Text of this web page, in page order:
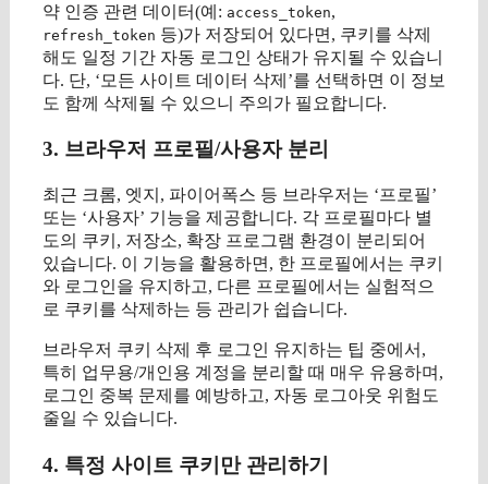
약 인증 관련 데이터(예: access_token,
refresh_token 등)가 저장되어 있다면, 쿠키를 삭제
해도 일정 기간 자동 로그인 상태가 유지될 수 있습니
다. 단, ‘모든 사이트 데이터 삭제’를 선택하면 이 정보
도 함께 삭제될 수 있으니 주의가 필요합니다.
3. 브라우저 프로필/사용자 분리
최근 크롬, 엣지, 파이어폭스 등 브라우저는 ‘프로필’
또는 ‘사용자’ 기능을 제공합니다. 각 프로필마다 별
도의 쿠키, 저장소, 확장 프로그램 환경이 분리되어
있습니다. 이 기능을 활용하면, 한 프로필에서는 쿠키
와 로그인을 유지하고, 다른 프로필에서는 실험적으
로 쿠키를 삭제하는 등 관리가 쉽습니다.
브라우저 쿠키 삭제 후 로그인 유지하는 팁 중에서,
특히 업무용/개인용 계정을 분리할 때 매우 유용하며,
로그인 중복 문제를 예방하고, 자동 로그아웃 위험도
줄일 수 있습니다.
4. 특정 사이트 쿠키만 관리하기